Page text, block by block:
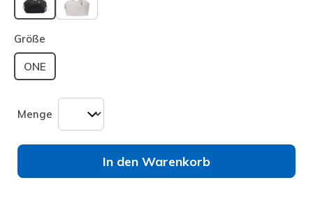
ausgewählt
Größe
ONE
Menge
In den Warenkorb